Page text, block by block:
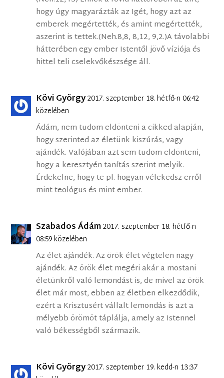
hogy úgy magyarázták az Igét, hogy azt az
emberek megértették, és amint megértették,
aszerint is tettek.(Neh.8,8, 8,12, 9,2.)A távolabbi
hátterében egy ember Istentől jövő víziója és
hittel teli cselekvőkészsége áll.
Kövi György2017. szeptember 18. hétfő-n 06:42
közelében
Ádám, nem tudom eldönteni a cikked alapján,
hogy szerinted az életünk kiszúrás, vagy
ajándék. Valójában azt sem tudom eldönteni,
hogy a keresztyén tanítás szerint melyik.
Érdekelne, hogy te pl. hogyan vélekedsz erről
mint teológus és mint ember.
Szabados Ádám2017. szeptember 18. hétfő-n
08:59 közelében
Az élet ajándék. Az örök élet végtelen nagy
ajándék. Az örök élet megéri akár a mostani
életünkről való lemondást is, de mivel az örök
élet már most, ebben az életben elkezdődik,
ezért a Krisztusért vállalt lemondás is azt a
mélyebb örömöt táplálja, amely az Istennel
való békességből származik.
Kövi György2017. szeptember 19. kedd-n 13:37